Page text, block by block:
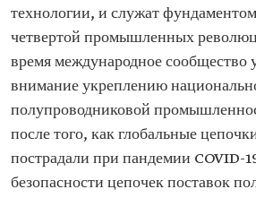
технологии, и служат
четвертой промышленных
время международное сообщество
внимание укреплению
полупроводниковой
после того, как глобальные
пострадали при пандемии COVID-
безопасности цепочек поставок